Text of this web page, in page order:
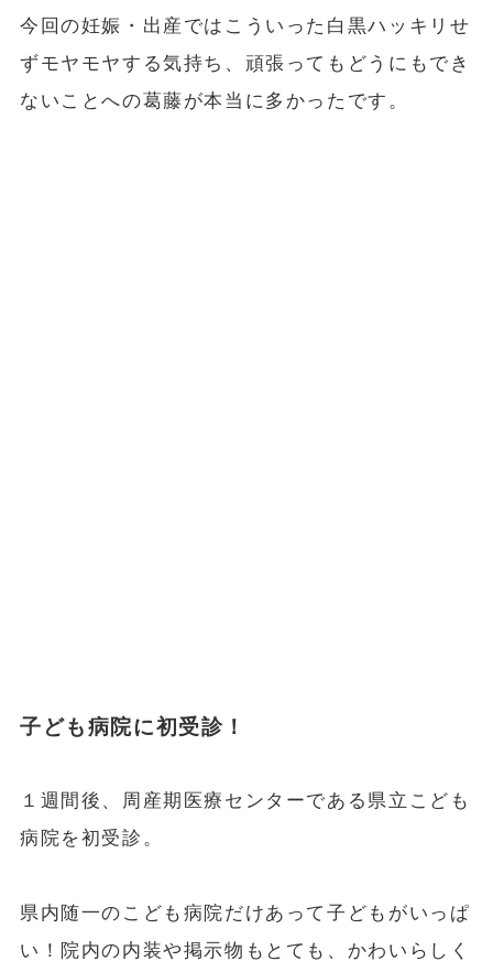
今回の妊娠・出産ではこういった白黒ハッキリせ
ずモヤモヤする気持ち、頑張ってもどうにもでき
ないことへの葛藤が本当に多かったです。
子ども病院に初受診！
１週間後、周産期医療センターである県立こども
病院を初受診。
県内随一のこども病院だけあって子どもがいっぱ
い！院内の内装や掲示物もとても、かわいらしく